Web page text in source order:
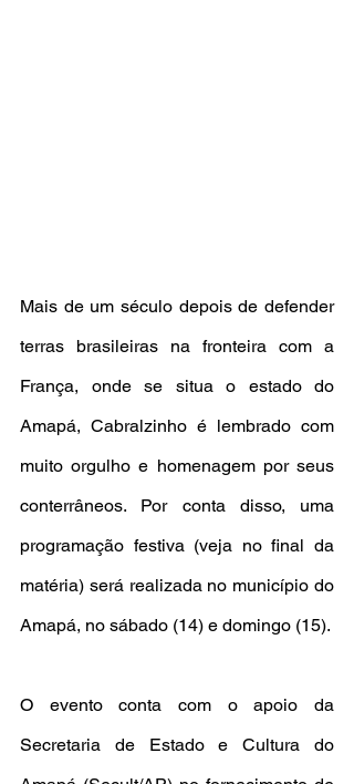
Mais de um século depois de defender
terras brasileiras na fronteira com a
França, onde se situa o estado do
Amapá, Cabralzinho é lembrado com
muito orgulho e homenagem por seus
conterrâneos. Por conta disso, uma
programação festiva (veja no final da
matéria) será realizada no município do
Amapá, no sábado (14) e domingo (15).
O evento conta com o apoio da
Secretaria de Estado e Cultura do